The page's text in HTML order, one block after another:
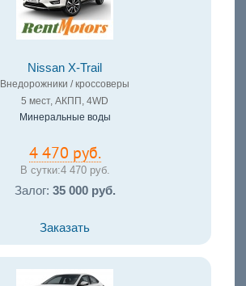
Nissan X-Trail
Внедорожники / кроссоверы
5 мест, АКПП, 4WD
Минеральные воды
4 470 руб.
В сутки:4 470 руб.
Залог: 35 000 руб.
Заказать